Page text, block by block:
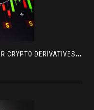
D
OES DELTA’S LOW TRADING FEE FOR CRYPTO DERIVATIVES ACTUALLY HELP YOU MAKE MORE PROFIT? AN INSIGHT